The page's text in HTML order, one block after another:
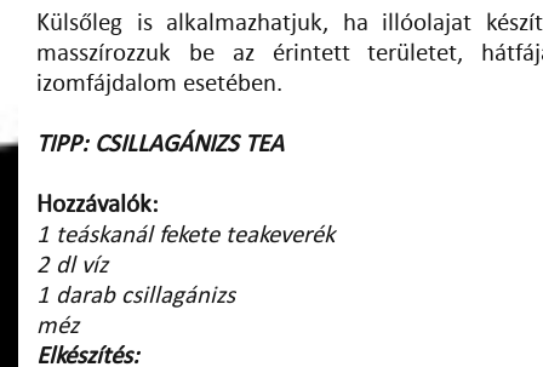
Külsőleg is alkalmazhatjuk, ha illóolajat
masszírozzuk be az érintett területet,
izomfájdalom esetében.
TIPP: CSILLAGÁNIZS TEA
Hozzávalók:
1 teáskanál fekete teakeverék
2 dl víz
1 darab csillagánizs
méz
Elkészítés: